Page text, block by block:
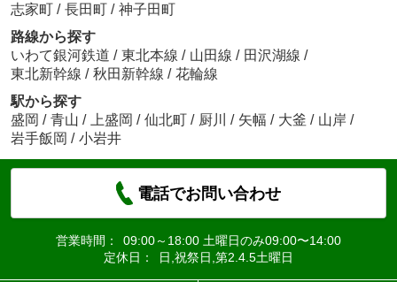
志家町 / 長田町 / 神子田町
路線から探す
いわて銀河鉄道 / 東北本線 / 山田線 / 田沢湖線 /
東北新幹線 / 秋田新幹線 / 花輪線
駅から探す
盛岡 / 青山 / 上盛岡 / 仙北町 / 厨川 / 矢幅 / 大釜 / 山岸 /
岩手飯岡 / 小岩井
電話でお問い合わせ
営業時間：
09:00～18:00 土曜日のみ09:00〜14:00
定休日：
日,祝祭日,第2.4.5土曜日